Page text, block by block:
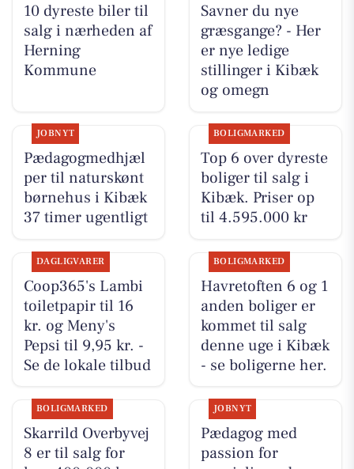
10 dyreste biler til
salg i nærheden af
Herning
Kommune
Savner du nye
græsgange? - Her
er nye ledige
stillinger i Kibæk
og omegn
JOBNYT
Pædagogmedhjæl
per til naturskønt
børnehus i Kibæk
37 timer ugentligt
BOLIGMARKED
Top 6 over dyreste
boliger til salg i
Kibæk. Priser op
til 4.595.000 kr
DAGLIGVARER
Coop365's Lambi
toiletpapir til 16
kr. og Meny's
Pepsi til 9,95 kr. -
Se de lokale tilbud
BOLIGMARKED
Havretoften 6 og 1
anden boliger er
kommet til salg
denne uge i Kibæk
- se boligerne her.
BOLIGMARKED
Skarrild Overbyvej
8 er til salg for
JOBNYT
Pædagog med
passion for